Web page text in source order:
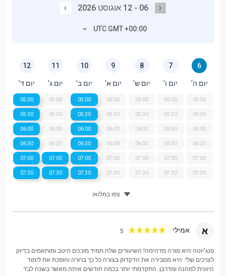
06 - 12 אוגוסט 2026
UTC GMT +00:00
6
יום ה’
05:00
05:30
06:00
06:30
07:00
07:30
7
יום ו’
05:00
05:30
06:00
06:30
07:00
07:30
8
יום ש’
05:00
05:30
06:00
06:30
07:00
07:30
9
יום א’
05:00
05:30
06:00
06:30
07:00
07:30
10
יום ב’
05:00
05:30
06:00
06:30
07:00
07:30
11
יום ג’
05:00
05:30
06:00
06:30
07:00
07:30
12
יום ד’
05:00
05:30
06:00
06:30
07:00
07:30
צפו במלואו
א אמילי 5
פנג'יוטה היא מורה מדהימה! השיעורים שלה תמיד מוכנים היטב ומותאמים בדיוק
לצרכים שלי. היא מסבירה את הדקדוק בצורה כל כך ברורה והופכת את לימוד
היוונית למהנה ומדרבן. התקדמתי יותר בכמה חודשים איתה מאשר בשנה לבד.